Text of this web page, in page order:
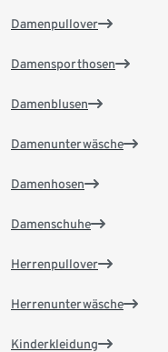
Damenpullover
Damensporthosen
Damenblusen
Damenunterwäsche
Damenhosen
Damenschuhe
Herrenpullover
Herrenunterwäsche
Kinderkleidung